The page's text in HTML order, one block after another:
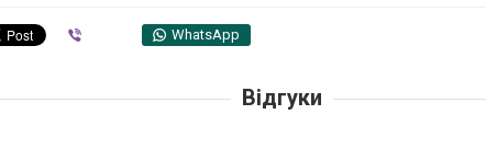
WhatsApp
Відгуки